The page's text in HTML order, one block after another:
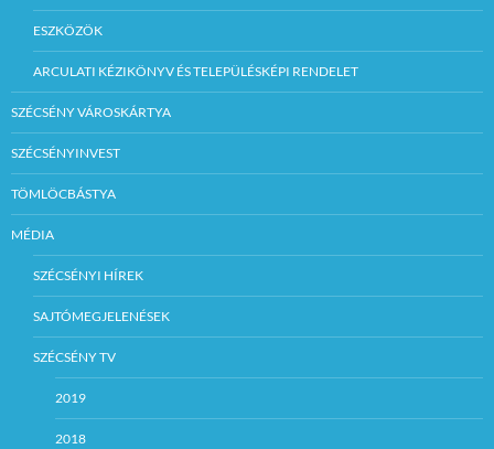
ESZKÖZÖK
ARCULATI KÉZIKÖNYV ÉS TELEPÜLÉSKÉPI RENDELET
SZÉCSÉNY VÁROSKÁRTYA
SZÉCSÉNYINVEST
TÖMLÖCBÁSTYA
MÉDIA
SZÉCSÉNYI HÍREK
SAJTÓMEGJELENÉSEK
SZÉCSÉNY TV
2019
2018